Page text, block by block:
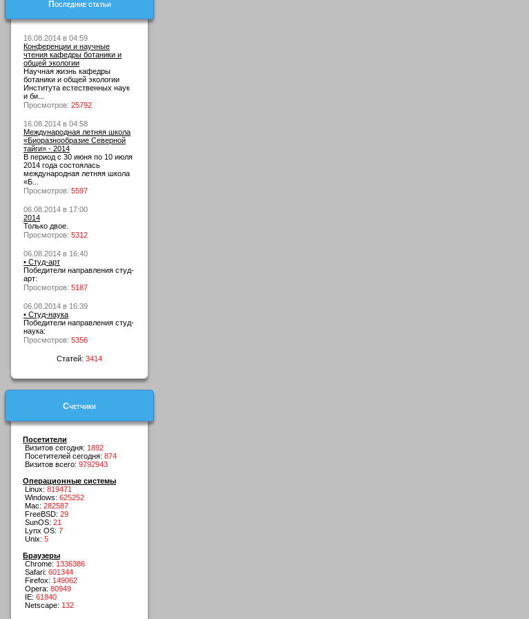
Последние статьи
16.08.2014 в 04:59
Конференции и научные
чтения кафедры ботаники и
общей экологии
Научная жизнь кафедры
ботаники и общей экологии
Института естественных наук
и би...
Просмотров: 25792
16.08.2014 в 04:58
Международная летняя школа
«Биоразнообразие Северной
тайги» - 2014
В период с 30 июня по 10 июля
2014 года состоялась
международная летняя школа
«Б...
Просмотров: 5597
06.08.2014 в 17:00
2014
Только двое.
Просмотров: 5312
06.08.2014 в 16:40
• Студ-арт
Победители направления студ-
арт:
Просмотров: 5187
06.08.2014 в 16:39
• Студ-наука
Победители направления студ-
наука:
Просмотров: 5356
Статей: 3414
Счетчики
Посетители
Визитов сегодня: 1892
Посетителей сегодня: 874
Визитов всего: 9792943
Операционные системы
Linux: 819471
Windows: 625252
Mac: 282587
FreeBSD: 29
SunOS: 21
Lynx OS: 7
Unix: 5
Браузеры
Chrome: 1336386
Safari: 601344
Firefox: 149062
Opera: 80949
IE: 61840
Netscape: 132